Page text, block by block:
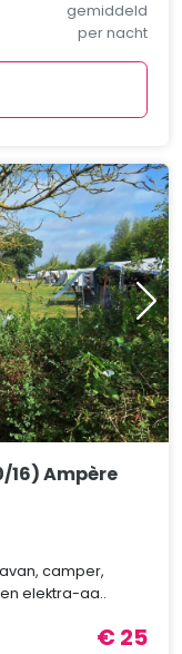
gemiddeld
per nacht
Ampère
camper,
elektra-aa..
€ 25